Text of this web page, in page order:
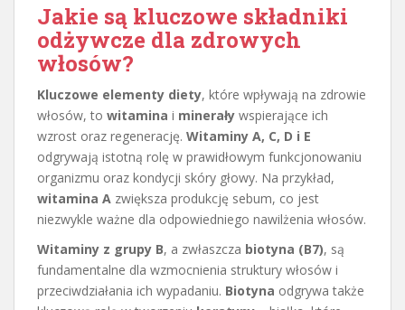
Jakie są kluczowe składniki
odżywcze dla zdrowych
włosów?
Kluczowe elementy diety, które wpływają na zdrowie
włosów, to witamina i minerały wspierające ich
wzrost oraz regenerację. Witaminy A, C, D i E
odgrywają istotną rolę w prawidłowym funkcjonowaniu
organizmu oraz kondycji skóry głowy. Na przykład,
witamina A zwiększa produkcję sebum, co jest
niezwykle ważne dla odpowiedniego nawilżenia włosów.
Witaminy z grupy B, a zwłaszcza biotyna (B7), są
fundamentalne dla wzmocnienia struktury włosów i
przeciwdziałania ich wypadaniu. Biotyna odgrywa także